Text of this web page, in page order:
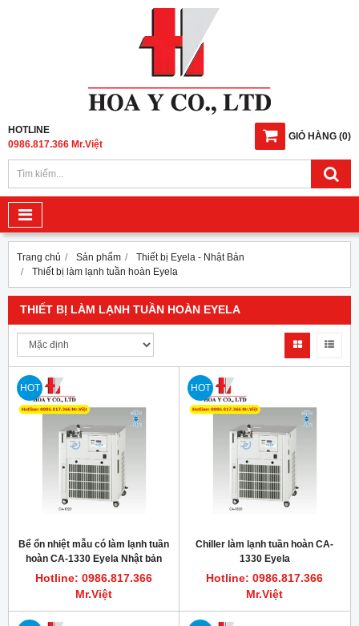
GIỎ HÀNG (0)
HOTLINE
0986.817.366 Mr.Việt
Trang chủ Sản phẩm
Thiết bị Eyela - Nhật Bản
Thiết bị làm lạnh tuần hoàn Eyela
THIẾT BỊ LÀM LẠNH TUẦN HOÀN EYELA
HOT
Bể ổn nhiệt mẫu có làm lạnh tuần
hoàn CA-1330 Eyela Nhật bản
Hotline: 0986.817.366
Mr.Việt
HOT
Chiller làm lạnh tuần hoàn CA-
1330 Eyela
Hotline: 0986.817.366
Mr.Việt